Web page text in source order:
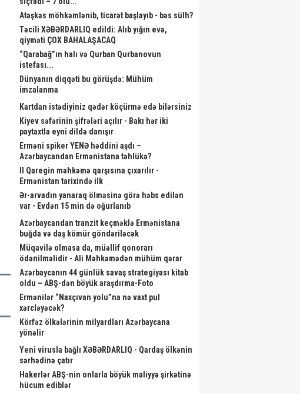
Atəşkəs möhkəmlənib, ticarət başlayıb - bəs sülh?
Təcili XƏBƏRDARLIQ edildi: Alıb yığın evə,
qiyməti ÇOX BAHALAŞACAQ
“Qarabağ”ın halı və Qurban Qurbanovun
istefası...
Dünyanın diqqəti bu görüşdə: Mühüm
imzalanma
Kartdan istədiyiniz qədər köçürmə edə bilərsiniz
Kiyev səfərinin şifrələri açılır - Bakı hər iki
paytaxtla eyni dildə danışır
Erməni spiker YENƏ həddini aşdı –
Azərbaycandan Ermənistana təhlükə?
II Qaregin məhkəmə qarşısına çıxarılır -
Ermənistan tarixində ilk
Ər-arvadın yanaraq ölməsinə görə həbs edilən
var - Evdən 15 min də oğurlanıb
Azərbaycandan tranzit keçməklə Ermənistana
buğda və daş kömür göndəriləcək
Müqavilə olmasa da, müəllif qonorarı
ödənilməlidir - Ali Məhkəmədən mühüm qərar
Azərbaycanın 44 günlük savaş strategiyası kitab
oldu – ABŞ-dən böyük araşdırma-Foto
Ermənilər “Naxçıvan yolu”na nə vaxt pul
xərcləyəcək?
Körfəz ölkələrinin milyardları Azərbaycana
yönəlir
Yeni virusla bağlı XƏBƏRDARLIQ - Qardaş ölkənin
sərhədinə çatır
Hakerlər ABŞ-nin onlarla böyük maliyyə şirkətinə
hücum ediblər